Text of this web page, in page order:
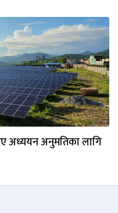
अध्ययन अनुमतिका लागि